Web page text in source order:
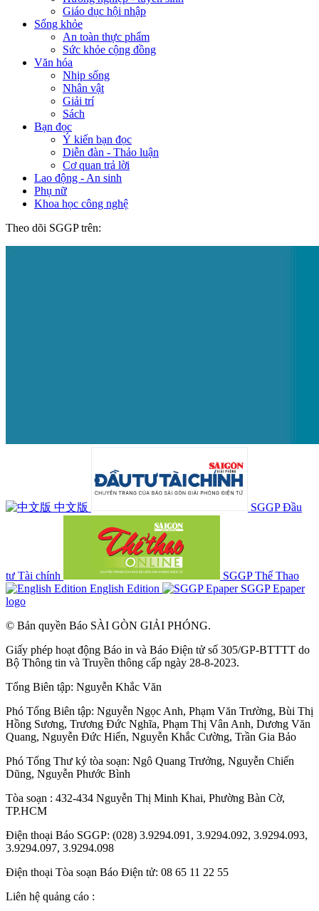
Giáo dục hội nhập
Sống khỏe
An toàn thực phẩm
Sức khỏe cộng đồng
Văn hóa
Nhịp sống
Nhân vật
Giải trí
Sách
Bạn đọc
Ý kiến bạn đọc
Diễn đàn - Thảo luận
Cơ quan trả lời
Lao động - An sinh
Phụ nữ
Khoa học công nghệ
Theo dõi SGGP trên:
中文版 SGGP Đầu
tư Tài chính
SGGP Thể Thao
English Edition
SGGP Epaper
logo
© Bản quyền Báo SÀI GÒN GIẢI PHÓNG.
Giấy phép hoạt động Báo in và Báo Điện tử số 305/GP-BTTTT do
Bộ Thông tin và Truyền thông cấp ngày 28-8-2023.
Tổng Biên tập: Nguyễn Khắc Văn
Phó Tổng Biên tập: Nguyễn Ngọc Anh, Phạm Văn Trường, Bùi Thị
Hồng Sương, Trương Đức Nghĩa, Phạm Thị Vân Anh, Dương Văn
Quang, Nguyễn Đức Hiển, Nguyễn Khắc Cường, Trần Gia Bảo
Phó Tổng Thư ký tòa soạn: Ngô Quang Trưởng, Nguyễn Chiến
Dũng, Nguyễn Phước Bình
Tòa soạn : 432-434 Nguyễn Thị Minh Khai, Phường Bàn Cờ,
TP.HCM
Điện thoại Báo SGGP: (028) 3.9294.091, 3.9294.092, 3.9294.093,
3.9294.097, 3.9294.098
Điện thoại Tòa soạn Báo Điện tử: 08 65 11 22 55
Liên hệ quảng cáo :